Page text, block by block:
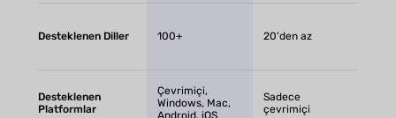
Desteklenen Diller 100+ 20'den az
Desteklenen
Platformlar
Çevrimiçi,
Windows, Mac,
Sadece
çevrimiçi